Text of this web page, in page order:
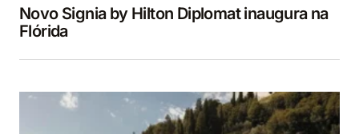
Novo Signia by Hilton Diplomat inaugura na
Flórida